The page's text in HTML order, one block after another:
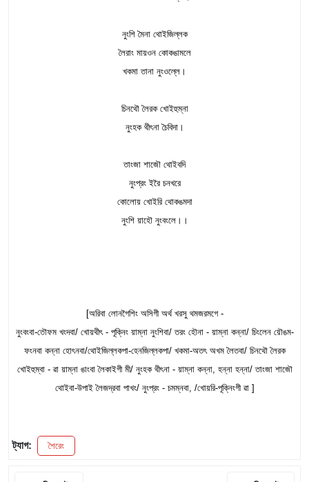
নুংশি মৈনা থোইজিল্লক
লৈরাং মায়ওন কোকঙামলে
খকমা তানা নুংওল্লে।
চিনথৌ লৈরক খোইহুম্না
নুংহক থীৎনা চৈবিদা।
তাংজা শাজৌ থোইবদি
নুংপ্রং ইরৈ চনখরে
কোলোয় খোইরি থোকঙমদা
নুংশি য়াহৌ নুংবংলে।।
[অরিবা লোনগৈশিং অসিগী অর্থ খরসু থমজরমগে -
নুংবংবা-তৌফম খংদবা/ খোয়থীৎ - পূক্নিং য়াম্না নুংশিবা/ তরং হৌনা - য়াম্না কন্না/ চিংলেন য়ৌঙম-
ফংনবা কন্না হোৎনবা/থোইজিল্লকপা-হেনজিল্লকপা/ খকমা-অতৎ অখম লৈতবা/ চিনথৌ লৈরক
খোইহুম্বা - ৱা য়াম্না ঙাংবা লৈকাইগী মী/ নুংহক থীৎনা - য়াম্না কন্না, হন্না হন্না/ তাংজা শাজৌ
থোইবা-উপাই লৈজদ্রবা পাখং/ নুংপ্রং - চমম্নবা, /খোয়রি-পূক্নিংগী ৱা ]
ট্যাগ: শৈরেং